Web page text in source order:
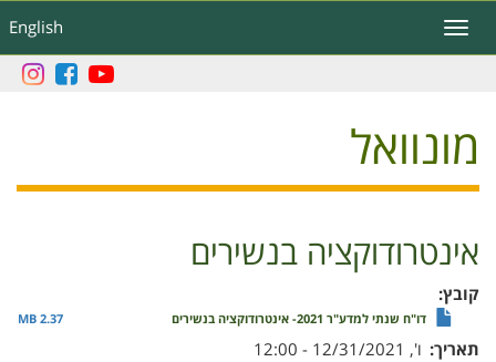
לתוכן
העיקרי
English
Toggle
navigation
מונוואל
אינטרודוקציה בנשירים
קובץ
דו"ח שנתי למדע"ר 2021- אינטרודוקציה בנשירים 2.37 MB
תאריך ו', 12/31/2021 - 12:00